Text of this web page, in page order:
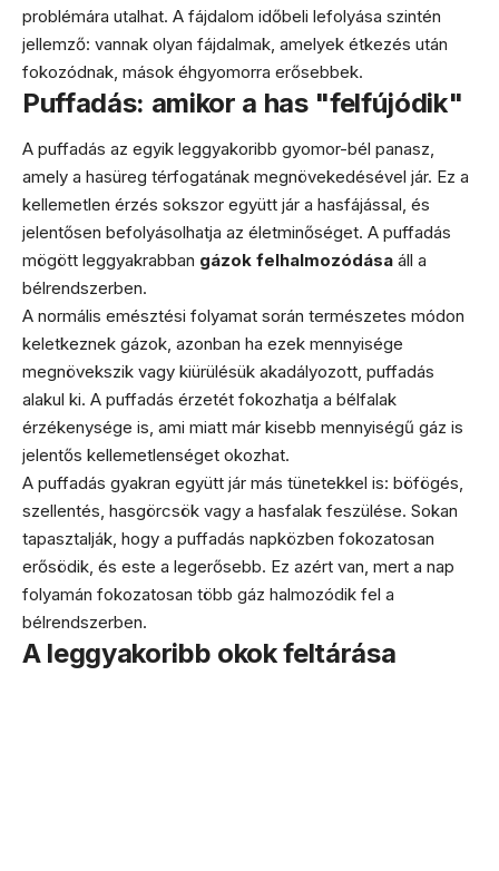
problémára utalhat. A fájdalom időbeli lefolyása szintén
jellemző: vannak olyan fájdalmak, amelyek étkezés után
fokozódnak, mások éhgyomorra erősebbek.
Puffadás: amikor a has "felfújódik"
A puffadás az egyik leggyakoribb gyomor-bél panasz,
amely a hasüreg térfogatának megnövekedésével jár. Ez a
kellemetlen érzés sokszor együtt jár a hasfájással, és
jelentősen befolyásolhatja az életminőséget. A puffadás
mögött leggyakrabban gázok felhalmozódása áll a
bélrendszerben.
A normális emésztési folyamat során természetes módon
keletkeznek gázok, azonban ha ezek mennyisége
megnövekszik vagy kiürülésük akadályozott, puffadás
alakul ki. A puffadás érzetét fokozhatja a bélfalak
érzékenysége is, ami miatt már kisebb mennyiségű gáz is
jelentős kellemetlenséget okozhat.
A puffadás gyakran együtt jár más tünetekkel is: böfögés,
szellentés, hasgörcsök vagy a hasfalak feszülése. Sokan
tapasztalják, hogy a puffadás napközben fokozatosan
erősödik, és este a legerősebb. Ez azért van, mert a nap
folyamán fokozatosan több gáz halmozódik fel a
bélrendszerben.
A leggyakoribb okok feltárása